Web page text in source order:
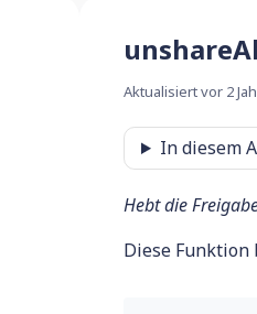
Aktualisiertvor 2
In diesem
Hebt die
Diese Funktion